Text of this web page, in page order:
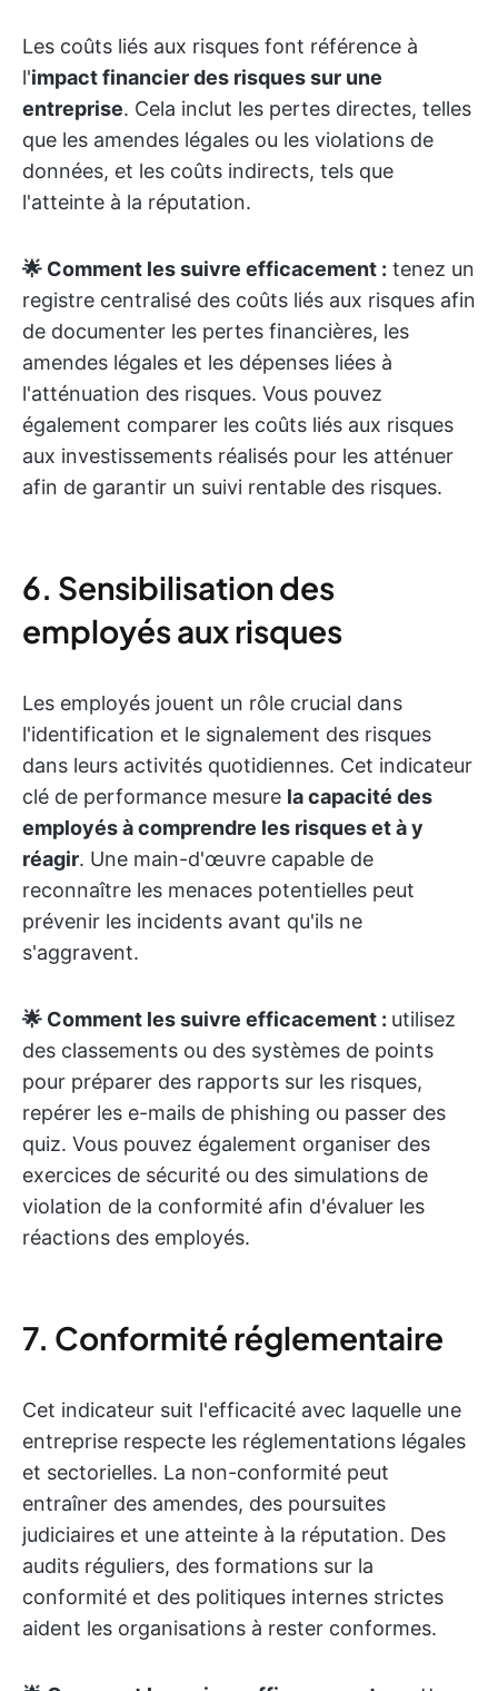
Les coûts liés aux risques font référence à
l'impact financier des risques sur une
entreprise. Cela inclut les pertes directes, telles
que les amendes légales ou les violations de
données, et les coûts indirects, tels que
l'atteinte à la réputation.
🌟 Comment les suivre efficacement : tenez un
registre centralisé des coûts liés aux risques afin
de documenter les pertes financières, les
amendes légales et les dépenses liées à
l'atténuation des risques. Vous pouvez
également comparer les coûts liés aux risques
aux investissements réalisés pour les atténuer
afin de garantir un suivi rentable des risques.
6. Sensibilisation des
employés aux risques
Les employés jouent un rôle crucial dans
l'identification et le signalement des risques
dans leurs activités quotidiennes. Cet indicateur
clé de performance mesure la capacité des
employés à comprendre les risques et à y
réagir. Une main-d'œuvre capable de
reconnaître les menaces potentielles peut
prévenir les incidents avant qu'ils ne
s'aggravent.
🌟 Comment les suivre efficacement : utilisez
des classements ou des systèmes de points
pour préparer des rapports sur les risques,
repérer les e-mails de phishing ou passer des
quiz. Vous pouvez également organiser des
exercices de sécurité ou des simulations de
violation de la conformité afin d'évaluer les
réactions des employés.
7. Conformité réglementaire
Cet indicateur suit l'efficacité avec laquelle une
entreprise respecte les réglementations légales
et sectorielles. La non-conformité peut
entraîner des amendes, des poursuites
judiciaires et une atteinte à la réputation. Des
audits réguliers, des formations sur la
conformité et des politiques internes strictes
aident les organisations à rester conformes.